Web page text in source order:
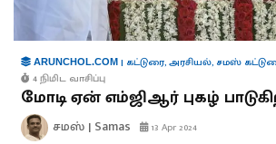
ARUNCHOL.COM | கட்டுரை,அரசியல், சமஸ்
4 நிமிட வாசிப்பு
மோடி ஏன் எம்ஜிஆர் புகழ்
சமஸ் | Samas 13 Apr 2024